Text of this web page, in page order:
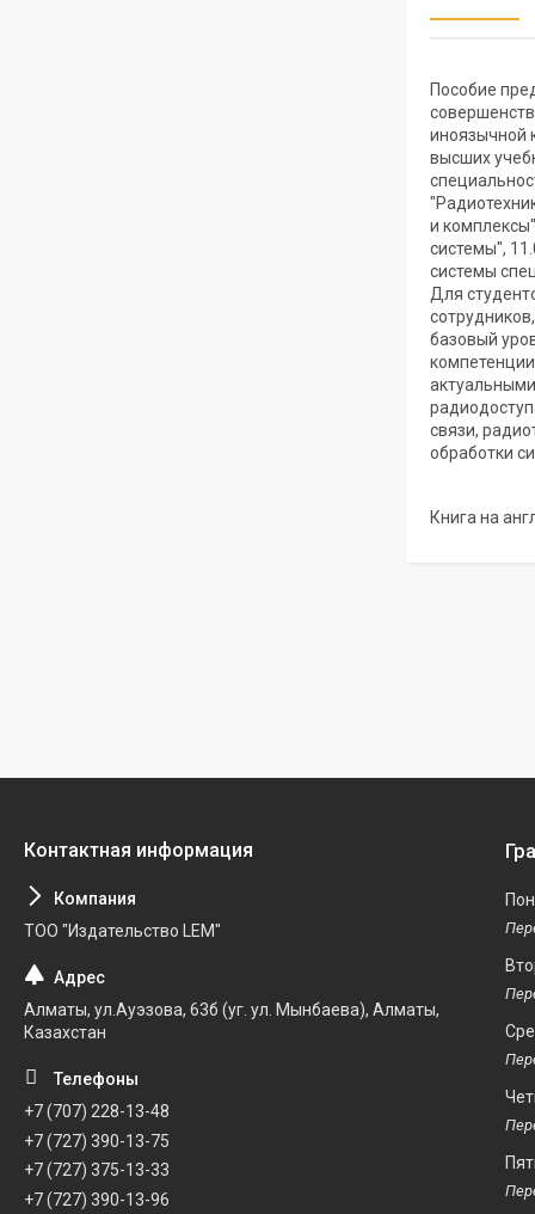
Пособие
иноязычной
высших
и
системы",
системы
Для
базовый
связи,
обработки
Книга на
ТОО "Издательство LEM"
Алматы, ул.Ауэзова, 63б (уг. ул. Мынбаева), Алматы,
Казахстан
+7 (707) 228-13-48
+7 (727) 390-13-75
+7 (727) 375-13-33
+7 (727) 390-13-96